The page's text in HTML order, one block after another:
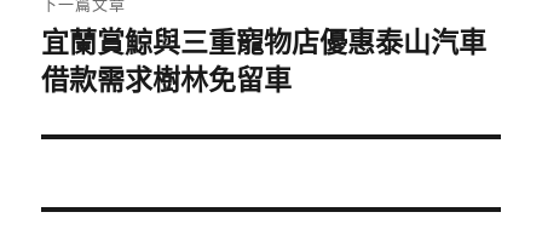
下
一
文
宜蘭賞鯨與三重寵物店優惠泰山汽車
借款需求樹林免留車